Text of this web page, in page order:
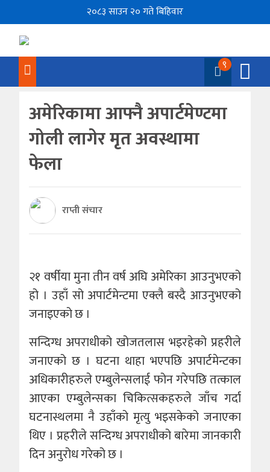
२०८३ साउन २० गते बिहिवार
९
अमेरिकामा आफ्नै अपार्टमेण्टमा
गोली लागेर मृत अवस्थामा
फेला
राप्ती संचार
२१ वर्षीया मुना तीन वर्ष अघि अमेरिका आउनुभएको
हो । उहाँ सो अपार्टमेन्टमा एक्लै बस्दै आउनुभएको
जनाइएको छ ।
सन्दिग्ध अपराधीको खोजतलास भइरहेको प्रहरीले
जनाएको छ । घटना थाहा भएपछि अपार्टमेन्टका
अधिकारीहरुले एम्बुलेन्सलाई फोन गरेपछि तत्काल
आएका एम्बुलेन्सका चिकित्सकहरुले जाँच गर्दा
घटनास्थलमा नै उहाँको मृत्यु भइसकेको जनाएका
थिए । प्रहरीले सन्दिग्ध अपराधीको बारेमा जानकारी
दिन अनुरोध गरेको छ ।